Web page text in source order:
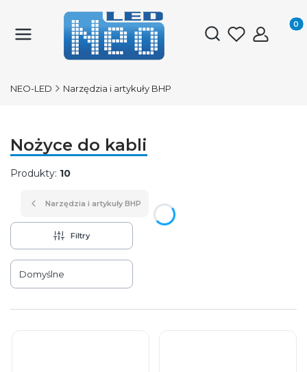
Otwórz
NEO-LED Narzędzia i artykuły BHP
Nożyce do kabli
Produkty: 10
Narzędzia i artykuły BHP
Filtry
Lista produktów
Domyślne